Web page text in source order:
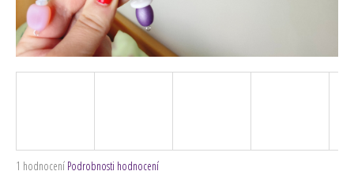
Průměrné
1 hodnocení Podrobnosti hodnocení
u
j
e
m